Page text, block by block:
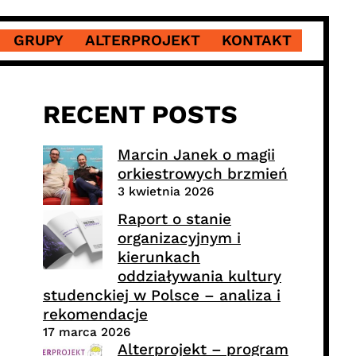
GRUPY ALTERPROJEKT KONTAKT
RECENT POSTS
Marcin Janek o magii
orkiestrowych brzmień
3 kwietnia 2026
Raport o stanie
organizacyjnym i
kierunkach
oddziaływania kultury
studenckiej w Polsce – analiza i
rekomendacje
17 marca 2026
Alterprojekt – program